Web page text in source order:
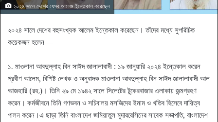
২০২৪ সালে দেশের যেসব আলেম ইন্তেকাল করেছেন
২০২৪ সালে দেশের বহুসংখ্যক আলেম ইন্তেকাল করেছেন। তাঁদের মধ্যে সুপরিচিত
কয়েকজন হলেন—
১. মাওলানা আবদুল্লাহ বিন সাঈদ জালালাবাদী : ১৯ জানুয়ারি ২০২৪ ইন্তেকাল করেন
প্রবীণ আলেম, বিশিষ্ট লেখক ও অনুবাদক মাওলানা আবদুল্লাহ বিন সাঈদ জালালাবাদী আল
আজহারি (রহ.)। তিনি ২৯ মে ১৯৪২ সালে সিলেটের টুকেরবাজার এলাকায় জন্মগ্রহণ
করেন। কর্মজীবনে তিনি গণভবন ও সচিবালয় মসজিদের ইমাম ও খতিব হিসেবে দায়িত্ব
পালন করেন।এ ছাড়া তিনি বাংলাদেশ জমিয়াতুল মুদাররেসিনের সাবেক সভাপতি, বাংলাদেশ